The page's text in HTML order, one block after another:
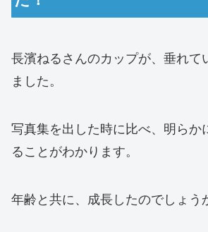
長濱ねるさんのカップが、垂れて
ました。
写真集を出した時に比べ、明らか
ることがわかります。
年齢と共に、成長したのでしょう